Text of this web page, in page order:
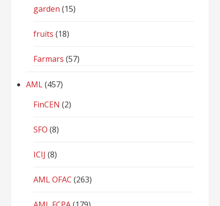
garden (15)
fruits (18)
Farmars (57)
AML(457)
FinCEN (2)
SFO (8)
ICIJ (8)
AML OFAC (263)